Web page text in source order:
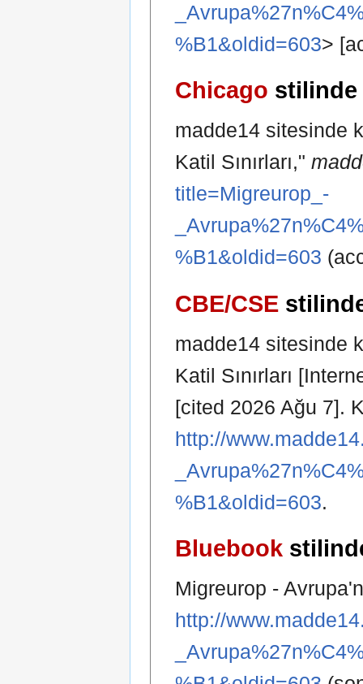
%B1&oldid=603>
Chicago stilinde
madde14 sitesinde
Katil Sınırları,"
title=Migreurop_-
%B1&oldid=603
CBE/CSE
madde14 sitesinde
Katil Sınırları
[cited 2026 Ağu 7].
http://
%B1&oldid=603.
Bluebook
Migreurop -
http://